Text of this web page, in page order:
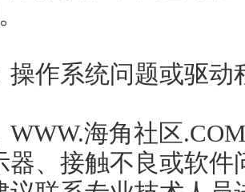
：操作系统问题或驱
，WWW.海角社区
示器、接触不良或软